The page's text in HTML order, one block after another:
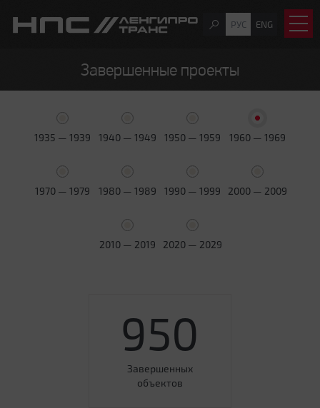
РУС ENG
Завершенные проекты
1935 — 1939 1940 — 1949 1950 — 1959 1960 — 1969
1970 — 1979 1980 — 1989 1990 — 1999 2000 — 2009
2010 — 2019 2020 — 2029
950
Завершенных
объектов